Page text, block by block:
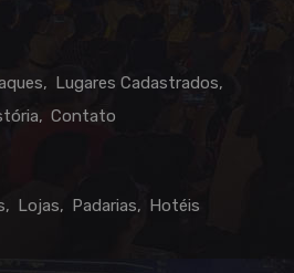
Lugares Cadastrados
Contato
Lojas Padarias Hotéis